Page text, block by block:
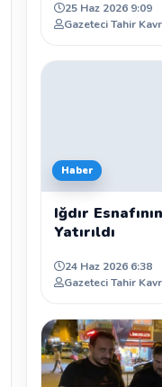
25 Haz 2026 9:09
Gazeteci Tahir
Haber
Iğdır
Yatırıldı
24 Haz 2026 6:38
Gazeteci Tahir